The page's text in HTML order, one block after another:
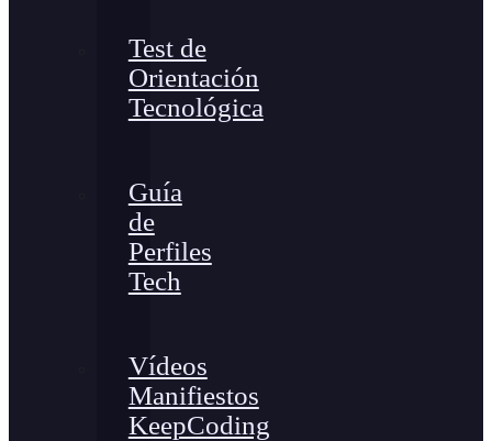
Test de
Orientación
Tecnológica
Guía
de
Perfiles
Tech
Vídeos
Manifiestos
KeepCoding